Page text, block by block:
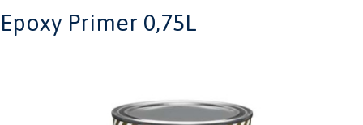
Epoxy Primer 0,75L